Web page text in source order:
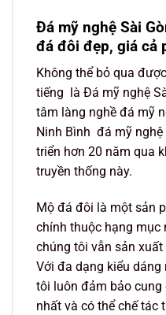
Đá mỹ nghệ Sài
đá đôi đẹp, giá cả
Không thể bỏ qua
tiếng là Đá mỹ nghệ
tâm làng nghề đá mỹ
Ninh Bình đá mỹ
triển hơn 20 năm qua
truyền thống này.
Mộ đá đôi là một sản
chính thuộc hạng mục
chúng tôi vẫn sản
Với đa dạng kiểu
tôi luôn đảm bảo
nhất và có thể chế tác